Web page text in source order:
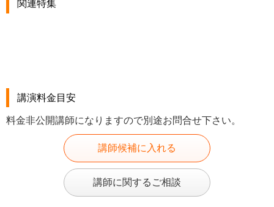
関連特集
講演料金目安
料金非公開講師になりますので別途お問合せ下さい。
講師候補に入れる
講師に関するご相談